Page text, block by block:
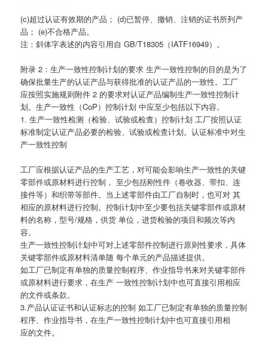
(c)超过认证有效期的产品； (d)已暂停、撤销、注销的证书所列产
品； (e)不合格产品。
注：斜体字表述的内容引用自 GB/T18305（IATF16949）。
附录 2：生产一致性控制计划的要求 生产一致性控制的目的是为了
确保批量生产的认证产品与获得批准的认证产品的一致性。工厂
应按照实施规则附件 2 的要求对认证产品编制生产一致性控制计
划。生产一致性（CoP）控制计划 中应至少包括以下内容。
1. 生产一致性检测（检验、试验或检查）控制计划 工厂按照认证
标准制定认证产品必要的检验、试验或检查计划。认证标准中对生
产一致性控制
工厂应根据认证产品的生产工艺，对可能会影响生产一致性的关键
零部件或原材料进行控制， 至少包括刚性件（卷收器、带扣、连
接件等）和织带等部件。当上述零部件由工厂自制时，也可对 其
相应的原材料进行控制。控制计划中至少要包括关键零部件或原材
料的名称，型号/规格，供货 单位，进货检验的项目和频次等内
容。
生产一致性控制计划中可对上述零部件控制进行原则性要求，具体
关键零部件或原材料清单随 每个单元的产品描述提供。
如工厂已制定有单独的质量控制程序、作业指导书来对关键零部件
或原材料进行要求，在生产 一致性控制计划中也可直接引用相应
的文件或条款。
3.产品认证证书和认证标志的控制 如工厂已制定有单独的质量控制
程序、作业指导书，在生产一致性控制计划中也可直接引用相
应的文件。